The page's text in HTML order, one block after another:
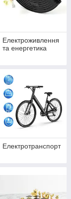
Електроживлення
та енергетика
Електротранспорт